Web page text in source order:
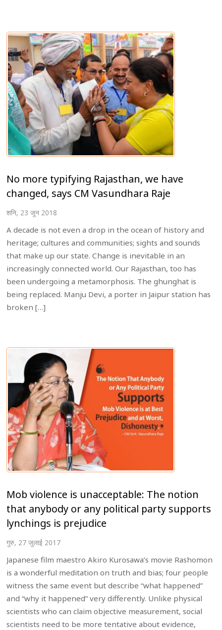
No more typifying Rajasthan, we have
changed, says CM Vasundhara Raje
शनि, 23 जून 2018
A decade is not even a drop in the ocean of history and
heritage; cultures and communities; sights and sounds
that make up our state. Change is inevitable in an
increasingly connected world. Our Rajasthan, too has
been undergoing a metamorphosis. The ghunghat is
being replaced. Manju Devi, a porter in Jaipur station has
broken […]
Mob violence is unacceptable: The notion
that anybody or any political party supports
lynchings is prejudice
गुरु, 27 जुलाई 2017
Japanese film maestro Akiro Kurosawa’s movie Rashomon
is a wonderful meditation on truth and bias; four people
witness the same event but describe “what happened”
and “why it happened” very differently. Unlike physical
scientists who can claim objective measurement, social
scientists need to be more tentative about evidence,